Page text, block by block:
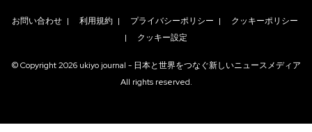
お問い合わせ | 利用規約 | プライバシーポリシー | クッキーポリシー
| クッキー設定
© Copyright2026 ukiyo journal - 日本と世界をつなぐ新しいニュースメディア
All rights reserved.